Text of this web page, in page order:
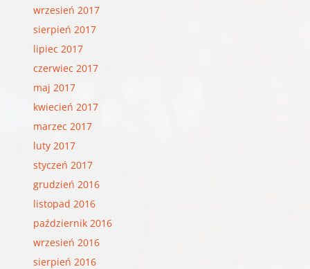
wrzesień 2017
sierpień 2017
lipiec 2017
czerwiec 2017
maj 2017
kwiecień 2017
marzec 2017
luty 2017
styczeń 2017
grudzień 2016
listopad 2016
październik 2016
wrzesień 2016
sierpień 2016